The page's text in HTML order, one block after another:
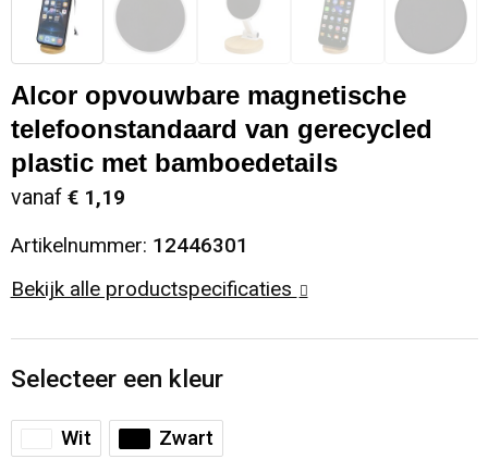
Sinterklaas
Sleutelhangers en Lanyards
Snoepgoed
Spellen voor binnen en buiten
Veiligheid, Auto en Fiets
Vrije tijd en Strand
Opbergtassen
Opvouwbare tassen
Papieren tassen
Reistassen
Schoudertassen
Sporttassen
Schoenen
Blazers
Gilets
Alcor opvouwbare magnetische
telefoonstandaard van gerecycled
plastic met bamboedetails
vanaf € 1,19
Artikelnummer: 12446301
Bekijk alle productspecificaties
Selecteer een kleur
Wit Zwart